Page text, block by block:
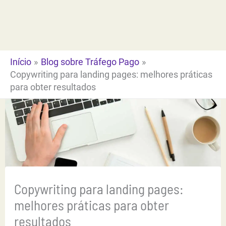
conteúdo
Início
Blog sobre Tráfego Pago
Copywriting para landing pages: melhores práticas
para obter resultados
Copywriting para landing pages:
melhores práticas para obter
resultados